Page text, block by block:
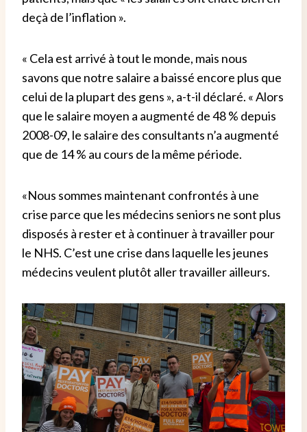
deçà de l’inflation ».
« Cela est arrivé à tout le monde, mais nous
savons que notre salaire a baissé encore plus que
celui de la plupart des gens », a-t-il déclaré. « Alors
que le salaire moyen a augmenté de 48 % depuis
2008-09, le salaire des consultants n’a augmenté
que de 14 % au cours de la même période.
«Nous sommes maintenant confrontés à une
crise parce que les médecins seniors ne sont plus
disposés à rester et à continuer à travailler pour
le NHS. C’est une crise dans laquelle les jeunes
médecins veulent plutôt aller travailler ailleurs.